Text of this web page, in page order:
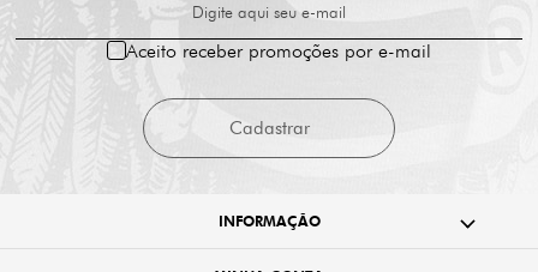
Digite aqui seu e-mail
Cadastrar
Aceito receber promoções por e-mail
INFORMAÇÃO